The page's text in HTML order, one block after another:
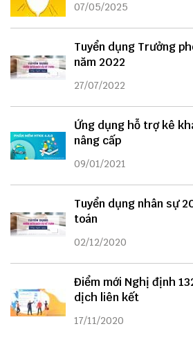
07/05/2025
Tuyển dụng Trưởng
năm 2022
27/07/2022
Ứng dụng hỗ trợ kê
nâng cấp
09/01/2021
Tuyển dụng nhân sự
toán
02/12/2020
Điểm mới Nghị định
dịch liên kết
17/11/2020